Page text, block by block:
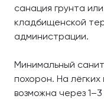
санация грунта
кладбищенской
администрации.
Минимальный
похорон. На лёгких
возможна через